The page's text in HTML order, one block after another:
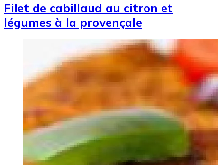
Filet de cabillaud au citron et
légumes à la provençale